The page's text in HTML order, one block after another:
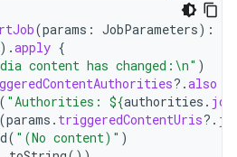
(params : JobParameters):
apply {
content has changed:\n" )
?.also
( "Authorities: ${authorities .
(params . triggeredContentUris?.
( "(No content)" )